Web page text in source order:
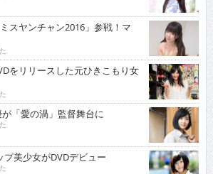
スヤンチャン2016」参戦！マ
をリリースした元ひきこもり女
「愛の渦」監督舞台に
美少女がDVDデビュー